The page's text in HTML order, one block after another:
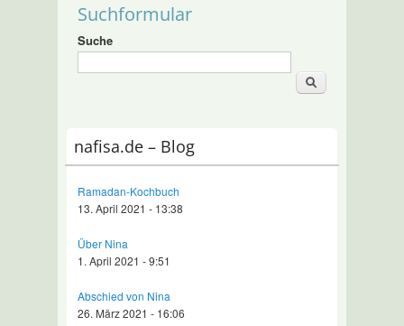
Suchformular
Suche
nafisa.de – Blog
Ramadan-Kochbuch
13. April 2021 - 13:38
Über Nina
1. April 2021 - 9:51
Abschied von Nina
26. März 2021 - 16:06